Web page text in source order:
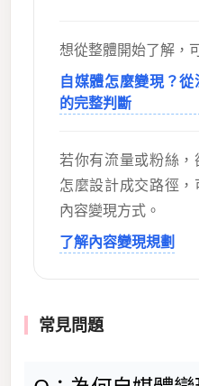
想從整體開始了解，
自媒體怎麼變現？
的完整判斷
若你有流量或粉絲，
怎麼設計成交路徑
內容變現方式。
了解內容變現規劃
常見問題